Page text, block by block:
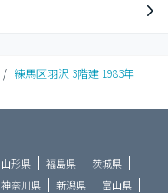
/ 練馬区羽沢 3階建 1983年
山形県 福島県
茨城県
神奈川県 新潟県
富山県